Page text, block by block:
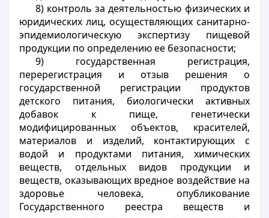
8) контроль за деятельностью физических и
юридических лиц, осуществляющих санитарно-
эпидемиологическую экспертизу пищевой
продукции по определению ее безопасности;
9) государственная регистрация,
перерегистрация и отзыв решения о
государственной регистрации продуктов
детского питания, биологически активных
добавок к пище, генетически
модифицированных объектов, красителей,
материалов и изделий, контактирующих с
водой и продуктами питания, химических
веществ, отдельных видов продукции и
веществ, оказывающих вредное воздействие на
здоровье человека, опубликование
Государственного реестра веществ и